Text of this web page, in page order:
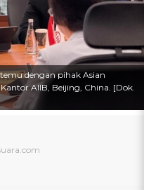
dengan pihak Asian
AIIB, Beijing, China. [Dok.